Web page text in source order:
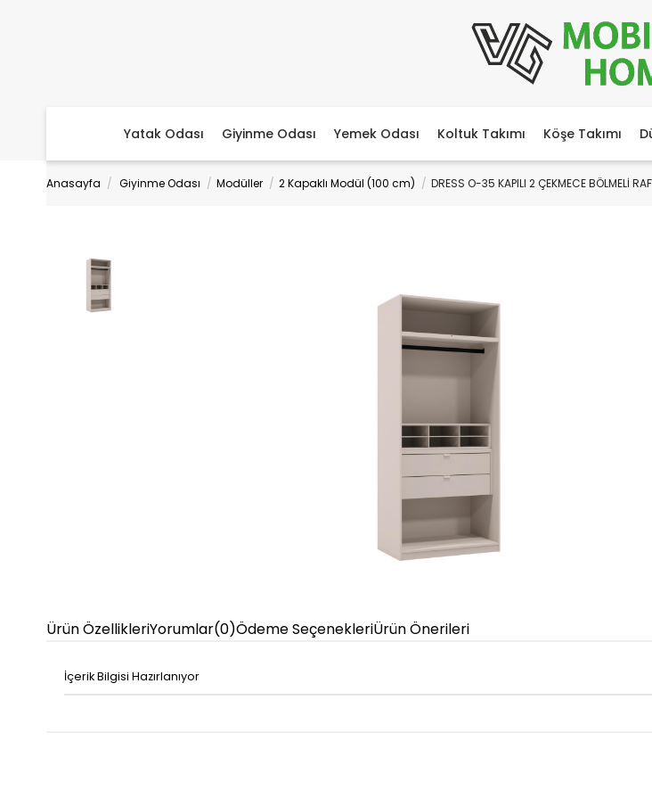
Yatak Odası Giyinme Odası Yemek Odası Koltuk Takımı Köşe Takımı
Anasayfa Giyinme Odası Modüller 2 Kapaklı Modül (100 cm) DRESS O-35 KAPILI 2 ÇEKMECE BÖLMELİ
Ürün ÖzellikleriYorumlar(0)Ödeme SeçenekleriÜrün Önerileri
İçerik Bilgisi Hazırlanıyor